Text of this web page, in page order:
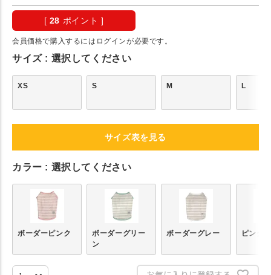
[ 28 ポイント ]
会員価格で購入するにはログインが必要です。
サイズ 選択してください
XS S M L
サイズ表を見る
カラー 選択してください
ボーダーピンク
ボーダーグリー
ン
ボーダーグレー ピンク